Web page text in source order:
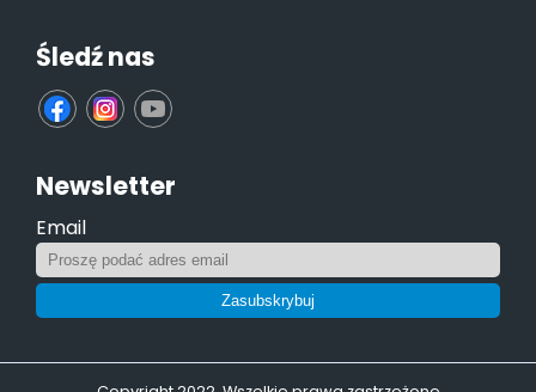
Śledź nas
fb ins yt
Newsletter
Email
Zasubskrybuj